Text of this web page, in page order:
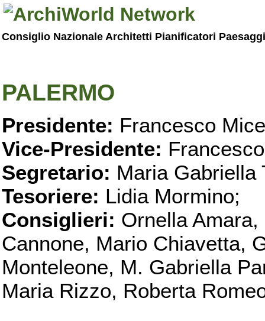
Consiglio Nazionale Architetti Pianificatori
PALERMO
Presidente: Francesco
Vice-Presidente:
Segretario: Maria Gabriella
Tesoriere: Lidia Mormino;
Consiglieri: Ornella
Cannone, Mario Chiavetta,
Monteleone, M. Gabriella
Maria Rizzo, Roberta